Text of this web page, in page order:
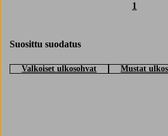
1
Suosittu suodatus
Valkoiset ulkosohvat Mustat